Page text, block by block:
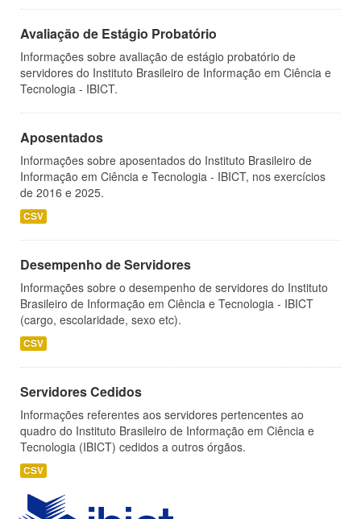
Avaliação de Estágio Probatório
Informações sobre avaliação de estágio probatório de
servidores do Instituto Brasileiro de Informação em Ciência e
Tecnologia - IBICT.
Aposentados
Informações sobre aposentados do Instituto Brasileiro de
Informação em Ciência e Tecnologia - IBICT, nos exercícios
de 2016 e 2025.
CSV
Desempenho de Servidores
Informações sobre o desempenho de servidores do Instituto
Brasileiro de Informação em Ciência e Tecnologia - IBICT
(cargo, escolaridade, sexo etc).
CSV
Servidores Cedidos
Informações referentes aos servidores pertencentes ao
quadro do Instituto Brasileiro de Informação em Ciência e
Tecnologia (IBICT) cedidos a outros órgãos.
CSV